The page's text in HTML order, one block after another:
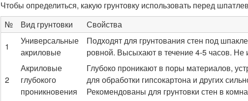
Чтобы определиться, какую грунтовку использовать перед
№
Вид грунтовки
Свойства
1
Универсальные
акриловые
Подходят для грунтования стен под
ровной. Высыхают в течение 4-5 часов. Не
2
Акриловые
глубокого
проникновения
Глубоко проникают в поры материалов,
для обработки гипсокартона и других
Рекомендованы для грунтовки стен в